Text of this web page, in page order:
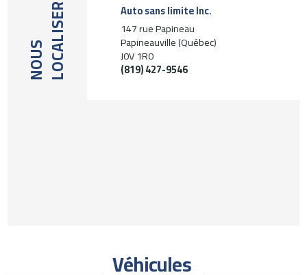
NOUS LOCALISER
Auto sans limite Inc.
147 rue Papineau
Papineauville (Québec)
J0V 1R0
(819) 427-9546
Véhicules